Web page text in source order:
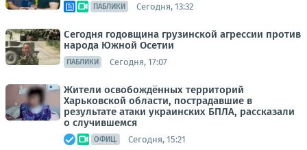
ПАБЛИКИ Сегодня, 13:32
Сегодня годовщина грузинской агрессии против
народа Южной Осетии
ПАБЛИКИ Сегодня, 17:07
Жители освобождённых территорий
Харьковской области, пострадавшие в
результате атаки украинских БПЛА, рассказали
о случившемся
ОФИЦ. Сегодня, 15:21